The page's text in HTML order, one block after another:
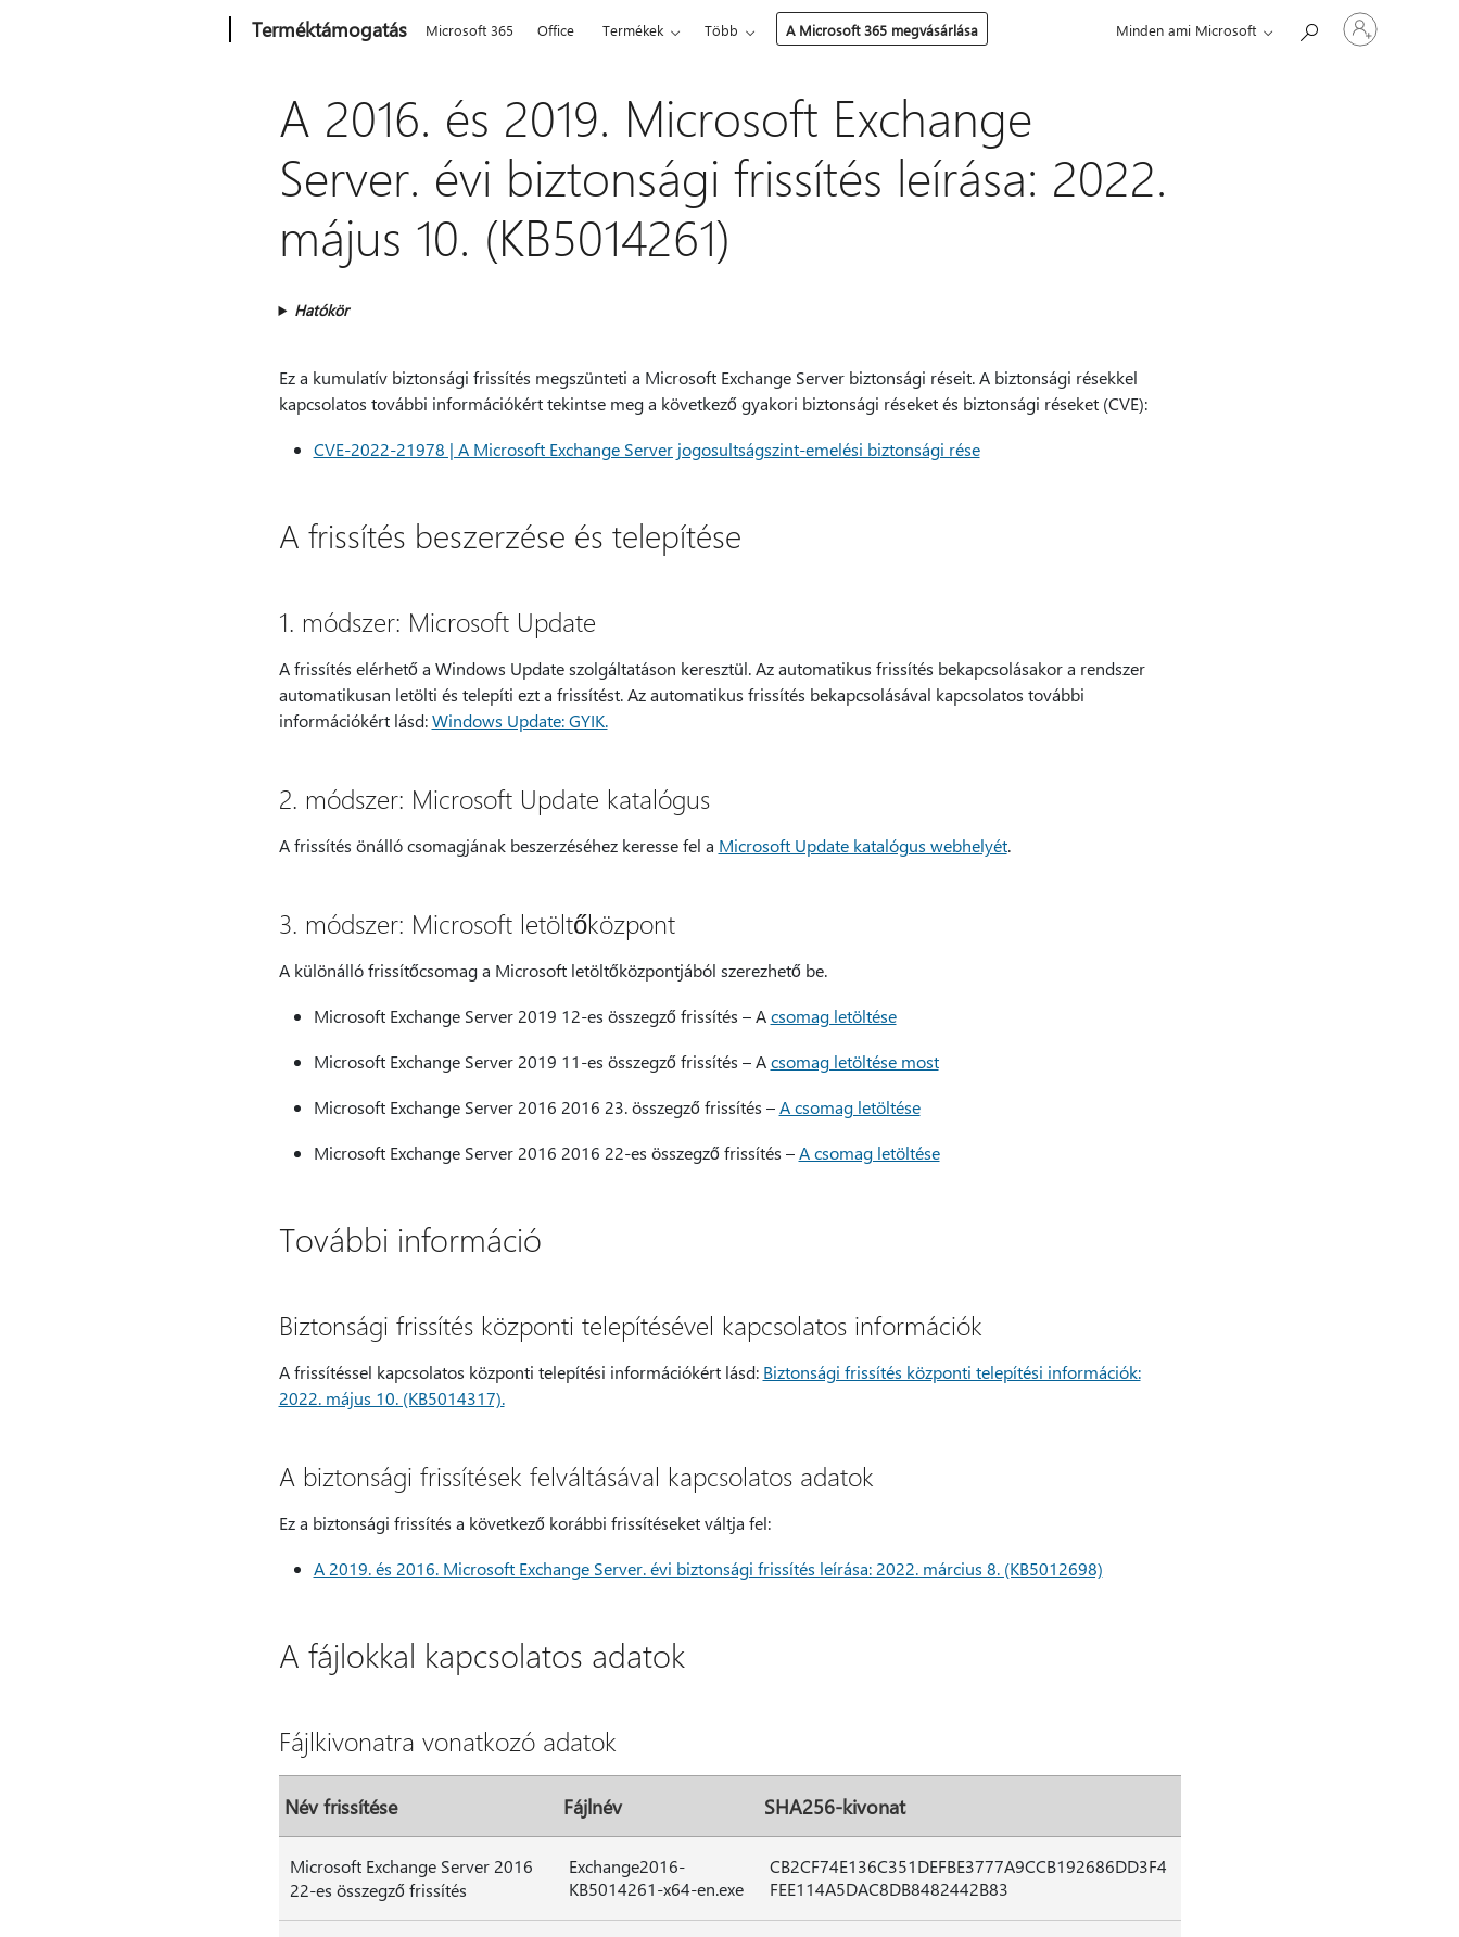
Terméktámogatás Microsoft 365 Office Termékek Több A Microsoft 365 megvásárlása Minden ami Microsoft
Jelentkezzen
be
A 2016. és 2019. Microsoft Exchange
Server. évi biztonsági frissítés leírása: 2022.
május 10. (KB5014261)
Hatókör
Ez a kumulatív biztonsági frissítés megszünteti a Microsoft Exchange Server biztonsági réseit. A biztonsági résekkel
kapcsolatos további információkért tekintse meg a következő gyakori biztonsági réseket és biztonsági réseket (CVE):
CVE-2022-21978 | A Microsoft Exchange Server jogosultságszint-emelési biztonsági rése
A frissítés beszerzése és telepítése
1. módszer: Microsoft Update
A frissítés elérhető a Windows Update szolgáltatáson keresztül. Az automatikus frissítés bekapcsolásakor a rendszer
automatikusan letölti és telepíti ezt a frissítést. Az automatikus frissítés bekapcsolásával kapcsolatos további
információkért lásd:Windows Update: GYIK.
2. módszer: Microsoft Update katalógus
A frissítés önálló csomagjának beszerzéséhez keresse fel a Microsoft Update katalógus webhelyét.
3. módszer: Microsoft letöltőközpont
A különálló frissítőcsomag a Microsoft letöltőközpontjából szerezhető be.
Microsoft Exchange Server 2019 12-es összegző frissítés – Acsomag letöltése
Microsoft Exchange Server 2019 11-es összegző frissítés – Acsomag letöltése most
Microsoft Exchange Server 2016 2016 23. összegző frissítés –A csomag letöltése
Microsoft Exchange Server 2016 2016 22-es összegző frissítés –A csomag letöltése
További információ
Biztonsági frissítés központi telepítésével kapcsolatos információk
A frissítéssel kapcsolatos központi telepítési információkért lásd: Biztonsági frissítés központi telepítési információk:
2022. május 10. (KB5014317).
A biztonsági frissítések felváltásával kapcsolatos adatok
Ez a biztonsági frissítés a következő korábbi frissítéseket váltja fel:
A 2019. és 2016. Microsoft Exchange Server. évi biztonsági frissítés leírása: 2022. március 8. (KB5012698)
A fájlokkal kapcsolatos adatok
Fájlkivonatra vonatkozó adatok
Név frissítése Fájlnév SHA256-kivonat
Microsoft Exchange Server 2016
22-es összegző frissítés
Exchange2016-
KB5014261-x64-en.exe
CB2CF74E136C351DEFBE3777A9CCB192686DD3F4
FEE114A5DAC8DB8482442B83